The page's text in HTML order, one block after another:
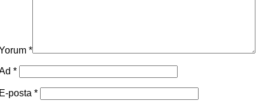
*
*
posta *